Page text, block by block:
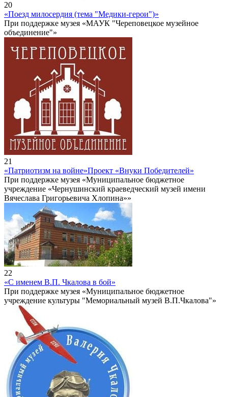
20
«Поезд милосердия (тема "Медики-герои")»
При поддержке музея «МАУК "Череповецкое музейное
объединение"»
21
«Патриотизм на войне»Проект «Внуки Победителей»
При поддержке музея «Муниципальное бюджетное
учреждение «Чернушинский краеведческий музей имени
Вячеслава Григорьевича Хлопина»»
22
«С именем В.П. Чкалова в бой»
При поддержке музея «Муниципальное бюджетное
учреждение культуры "Мемориальный музей В.П.Чкалова"»